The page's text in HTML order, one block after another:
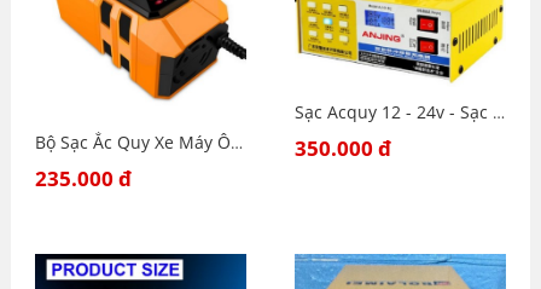
Bộ Sạc Ắc Quy Xe Máy Ô Tô 12V-24V Phiên Bản Cao Cấp 2Ah-100Ah-Tự Động-Sạc có khử sunfat
235.000 đ
Sạc Acquy 12 - 24v - Sạc Acquy 12 - 24v 200Ah - AJ - 618 C3
350.000 đ